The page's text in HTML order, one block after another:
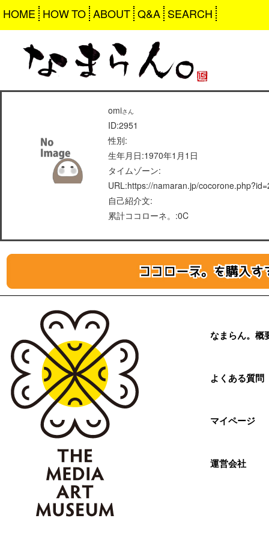
HOME HOW TO ABOUT Q&A SEARCH
omiさん
ID:2951
性別:
生年月日:1970年1月1日
タイムゾーン:
URL:https://namaran.jp/
自己紹介文:
累計ココローネ。:0C
なまらん。概
よくある質問
マイページ
運営会社